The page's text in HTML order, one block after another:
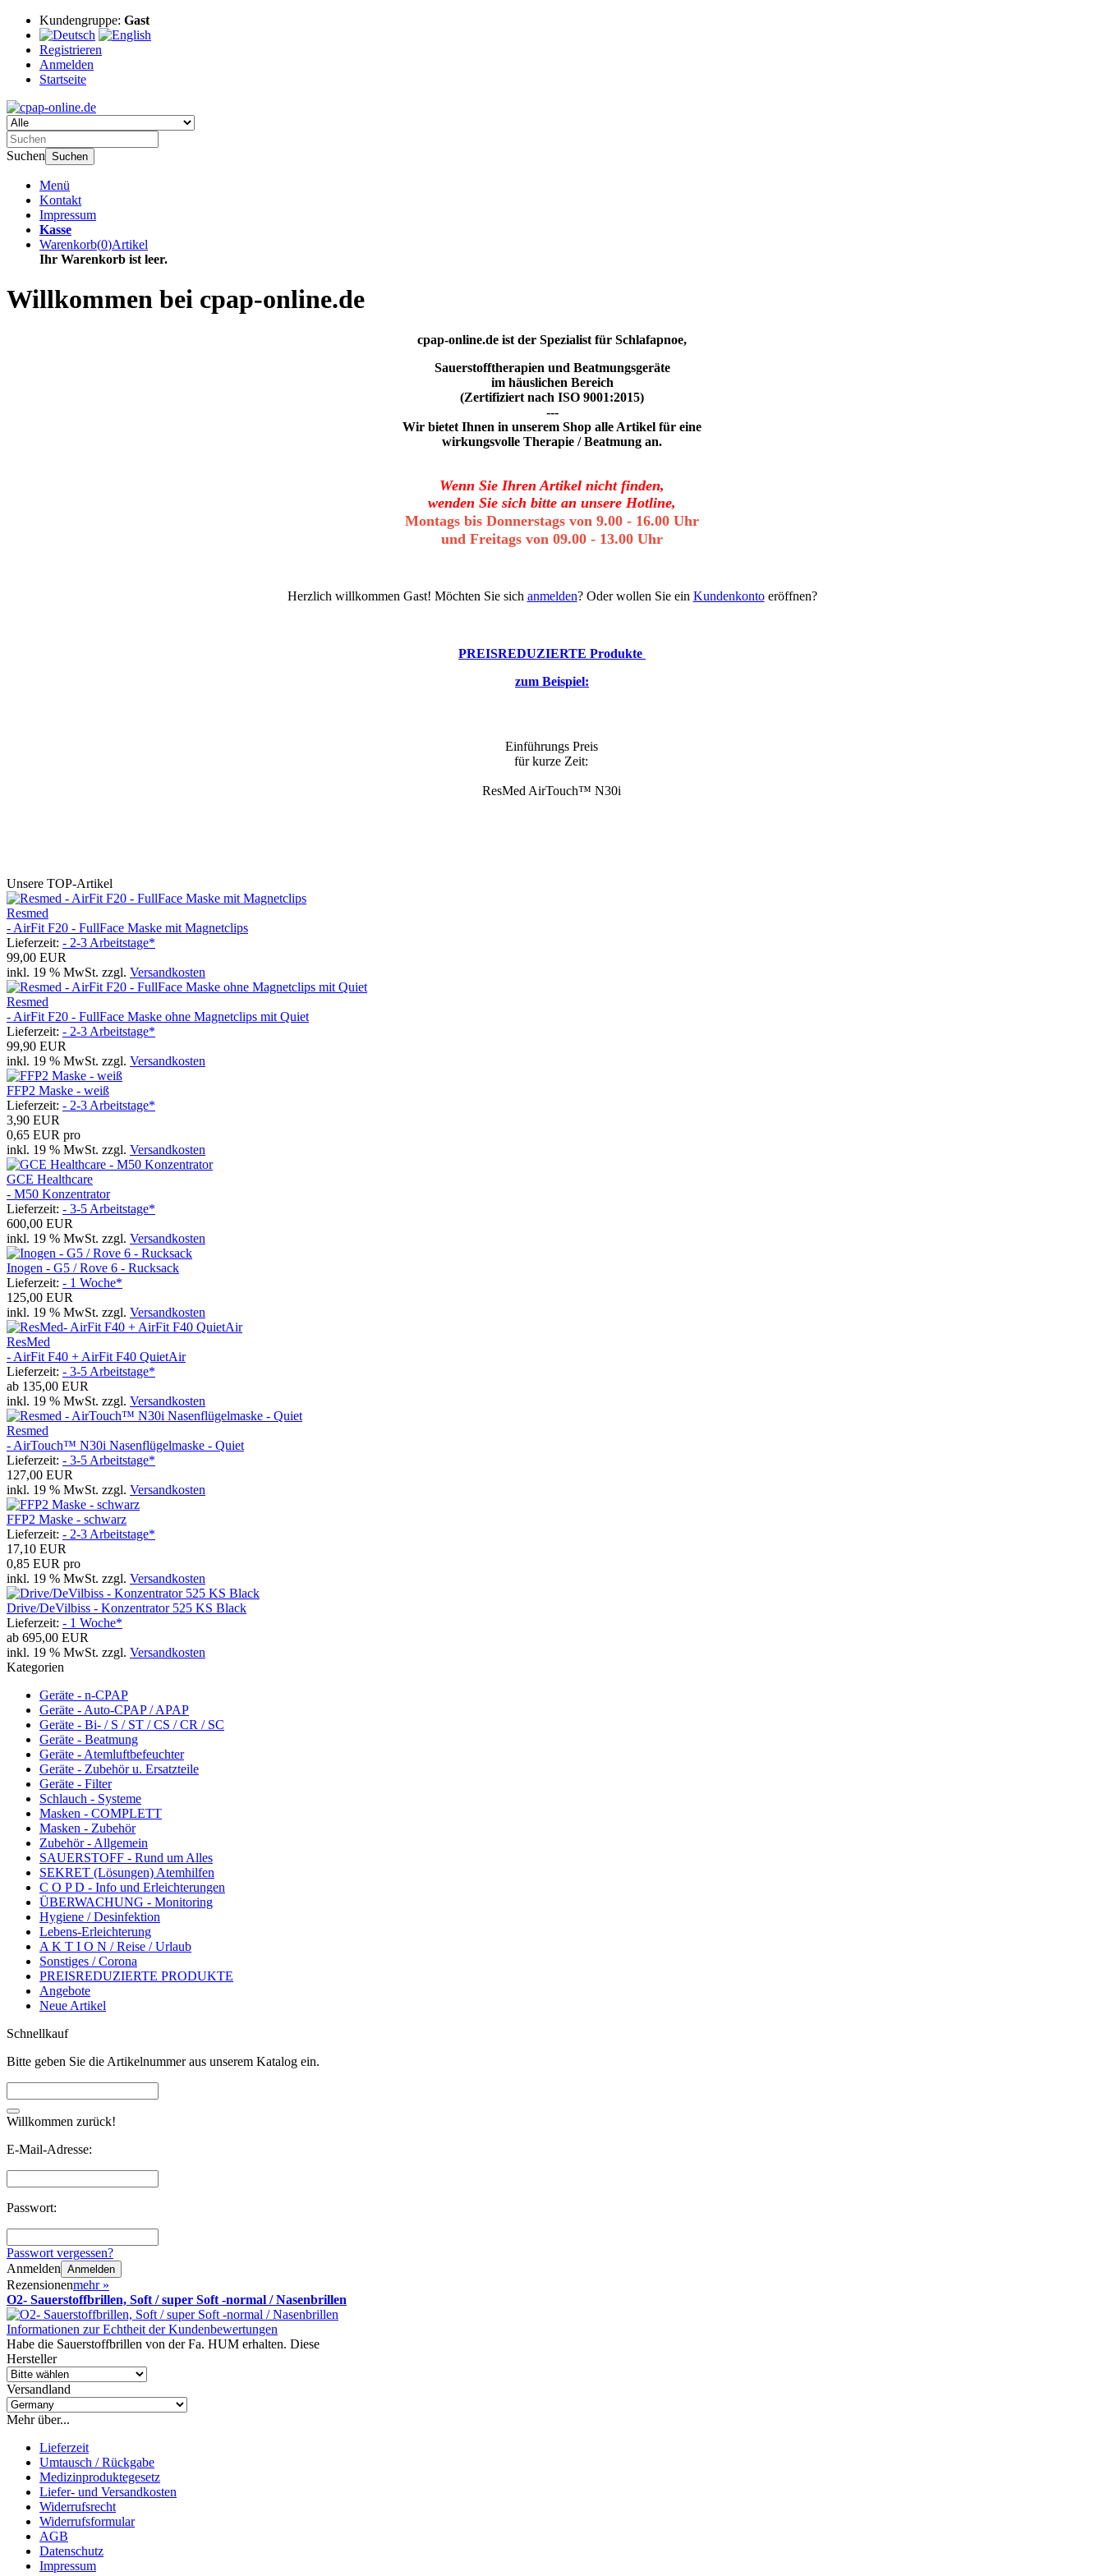
Kundengruppe: Gast
Registrieren
Anmelden
Startseite
Suchen Suchen
Menü
Kontakt
Impressum
Kasse
Warenkorb(0)Artikel
Ihr Warenkorb ist leer.
Willkommen bei cpap-online.de
cpap-online.de ist der Spezialist für Schlafapnoe,
Sauerstofftherapien und Beatmungsgeräte
im häuslichen Bereich
(Zertifiziert nach ISO 9001:2015)
---
Wir bietet Ihnen in unserem Shop alle Artikel für eine
wirkungsvolle Therapie / Beatmung an.
Wenn Sie Ihren Artikel nicht finden,
wenden Sie sich bitte an unsere Hotline,
Montags bis Donnerstags von 9.00 - 16.00 Uhr
und Freitags von 09.00 - 13.00 Uhr
Herzlich willkommen Gast! Möchten Sie sich anmelden? Oder wollen Sie ein Kundenkontoeröffnen?
PREISREDUZIERTE Produkte
zum Beispiel:
Einführungs Preis
für kurze Zeit:
ResMed AirTouch™ N30i
Unsere TOP-Artikel
Resmed
- AirFit F20 - FullFace Maske mit Magnetclips
Lieferzeit: - 2-3 Arbeitstage*
99,00 EUR
inkl. 19 % MwSt. zzgl. Versandkosten
Resmed
- AirFit F20 - FullFace Maske ohne Magnetclips mit Quiet
Lieferzeit: - 2-3 Arbeitstage*
99,90 EUR
inkl. 19 % MwSt. zzgl. Versandkosten
FFP2 Maske - weiß
Lieferzeit: - 2-3 Arbeitstage*
3,90 EUR
0,65 EUR pro
inkl. 19 % MwSt. zzgl. Versandkosten
GCE Healthcare
- M50 Konzentrator
Lieferzeit: - 3-5 Arbeitstage*
600,00 EUR
inkl. 19 % MwSt. zzgl. Versandkosten
Inogen - G5 / Rove 6 - Rucksack
Lieferzeit: - 1 Woche*
125,00 EUR
inkl. 19 % MwSt. zzgl. Versandkosten
ResMed
- AirFit F40 + AirFit F40 QuietAir
Lieferzeit: - 3-5 Arbeitstage*
ab 135,00 EUR
inkl. 19 % MwSt. zzgl. Versandkosten
Resmed
- AirTouch™ N30i Nasenflügelmaske - Quiet
Lieferzeit: - 3-5 Arbeitstage*
127,00 EUR
inkl. 19 % MwSt. zzgl. Versandkosten
FFP2 Maske - schwarz
Lieferzeit: - 2-3 Arbeitstage*
17,10 EUR
0,85 EUR pro
inkl. 19 % MwSt. zzgl. Versandkosten
Drive/DeVilbiss - Konzentrator 525 KS Black
Lieferzeit: - 1 Woche*
ab 695,00 EUR
inkl. 19 % MwSt. zzgl. Versandkosten
Kategorien
Geräte - n-CPAP
Geräte - Auto-CPAP / APAP
Geräte - Bi- / S / ST / CS / CR / SC
Geräte - Beatmung
Geräte - Atemluftbefeuchter
Geräte - Zubehör u. Ersatzteile
Geräte - Filter
Schlauch - Systeme
Masken - COMPLETT
Masken - Zubehör
Zubehör - Allgemein
SAUERSTOFF - Rund um Alles
SEKRET (Lösungen) Atemhilfen
C O P D - Info und Erleichterungen
ÜBERWACHUNG - Monitoring
Hygiene / Desinfektion
Lebens-Erleichterung
A K T I O N / Reise / Urlaub
Sonstiges / Corona
PREISREDUZIERTE PRODUKTE
Angebote
Neue Artikel
Schnellkauf
Bitte geben Sie die Artikelnummer aus unserem Katalog ein.
Willkommen zurück!
E-Mail-Adresse:
Passwort:
Passwort vergessen?
Anmelden Anmelden
Rezensionenmehr »
O2- Sauerstoffbrillen, Soft / super Soft -normal / Nasenbrillen
Informationen zur Echtheit der Kundenbewertungen
Habe die Sauerstoffbrillen von der Fa. HUM erhalten. Diese
Hersteller
Versandland
Mehr über...
Lieferzeit
Umtausch / Rückgabe
Medizinproduktegesetz
Liefer- und Versandkosten
Widerrufsrecht
Widerrufsformular
AGB
Datenschutz
Impressum